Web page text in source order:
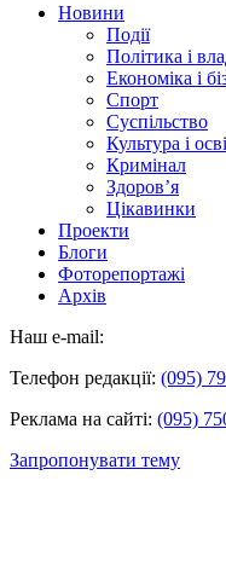
Новини
Події
Політика і
Економіка і
Спорт
Суспільство
Культура і
Кримінал
Здоров’я
Цікавинки
Проекти
Блоги
Фоторепортажі
Архів
Наш e-mail:
Телефон редакції: (095)
Реклама на сайті: (095)
Запропонувати тему